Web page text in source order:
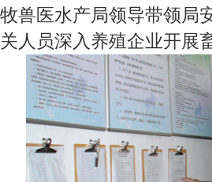
牧兽医水产局领导带领局
关人员深入养殖企业开展